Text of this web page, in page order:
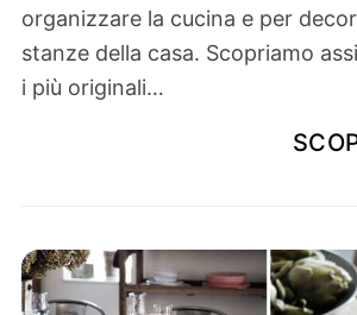
organizzare la cucina e per
stanze della casa. Scopriamo
i più originali…